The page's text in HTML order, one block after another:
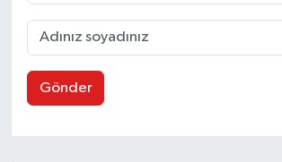
Gönder